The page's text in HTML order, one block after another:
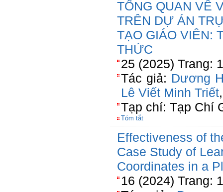
TỔNG QUAN VỀ
TRÊN DỰ ÁN
TẠO GIÁO VIÊN:
THỨC
25 (2025) Trang:
Tác giả: Dương
Lê Viết Minh Triết
Tạp chí: Tạp Chí
Tóm tắt
Effectiveness of
Case Study of
Coordinates in a
16 (2024) Trang: